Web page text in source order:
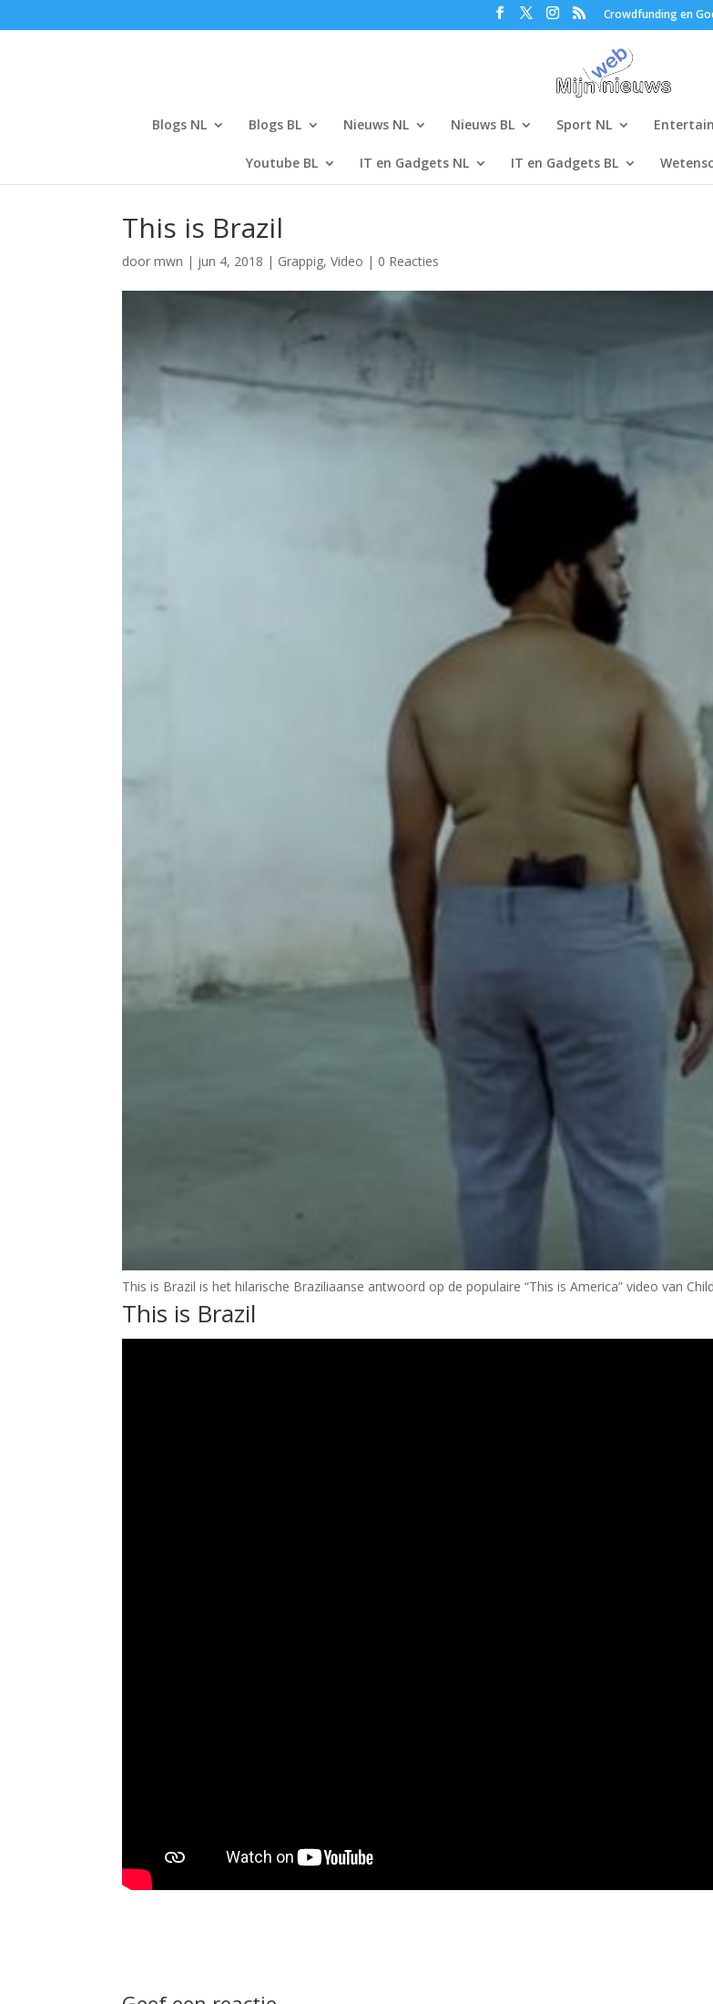
Crowdfunding en
Blogs NL Blogs BL Nieuws NL Nieuws BL Sport NL
Youtube BL IT en Gadgets NL IT en Gadgets BL
This is Brazil
doormwn | jun 4, 2018 | Grappig,Video | 0 Reacties
This is Brazil is het hilarische Braziliaanse antwoord op de populaire “This is America” video van
This is Brazil